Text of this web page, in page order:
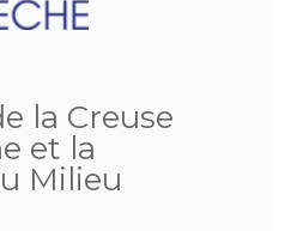
la Creuse
et la
Milieu